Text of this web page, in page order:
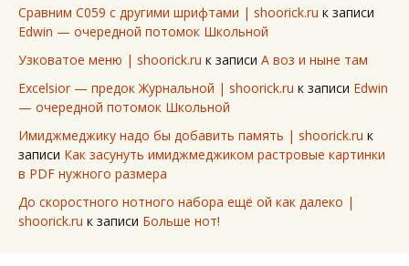
Сравним C059 с другими шрифтами | shoorick.ru к записи
Edwin — очередной потомок Школьной
Узковатое меню | shoorick.ru к записи А воз и ныне там
Excelsior — предок Журнальной | shoorick.ru к записи Edwin
— очередной потомок Школьной
Имиджмеджику надо бы добавить память | shoorick.ru к
записи Как засунуть имиджмеджиком растровые картинки
в PDF нужного размера
До скоростного нотного набора ещё ой как далеко |
shoorick.ru к записи Больше нот!